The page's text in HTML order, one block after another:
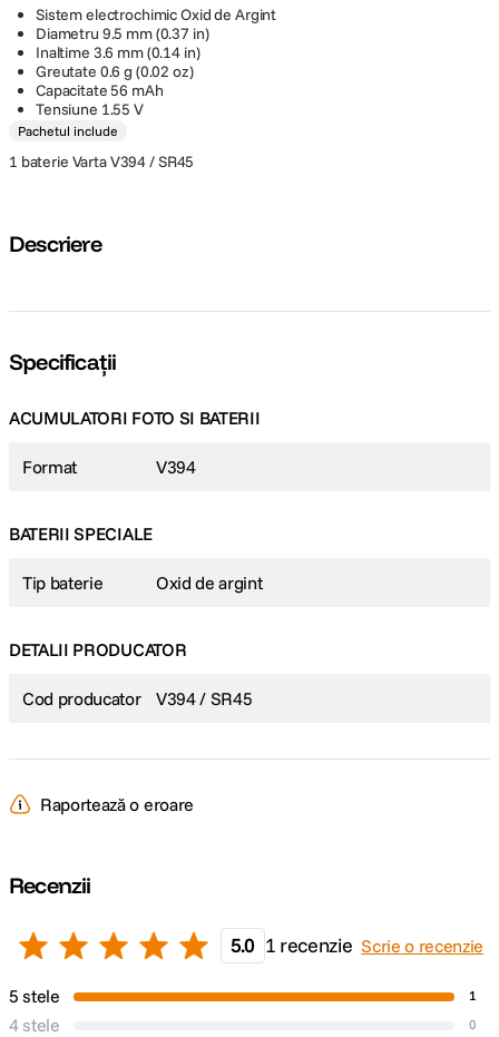
Sistem electrochimic Oxid de Argint
Diametru 9.5 mm (0.37 in)
Inaltime 3.6 mm (0.14 in)
Greutate 0.6 g (0.02 oz)
Capacitate 56 mAh
Tensiune 1.55 V
Pachetul include
1 baterie Varta V394 / SR45
Descriere
Specificații
ACUMULATORI FOTO SI BATERII
Format V394
BATERII SPECIALE
Tip baterie Oxid de argint
DETALII PRODUCATOR
Cod producator V394 / SR45
Raportează o eroare
Recenzii
5.0 1 recenzie Scrie o recenzie
5 stele 1
4 stele 0